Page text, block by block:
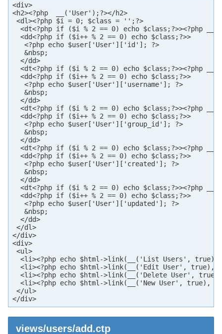
<div>
<h2><?php  __('User');?></h2>
<dl><?php $i = 0; $class = '';?>
<dt<?php if ($i % 2 == 0) echo $class;?>><?php
<dd<?php if ($i++ % 2 == 0) echo $class;?>>
<?php echo $user['User']['id']; ?>
&nbsp;
</dd>
<dt<?php if ($i % 2 == 0) echo $class;?>><?php
<dd<?php if ($i++ % 2 == 0) echo $class;?>>
<?php echo $user['User']['username']; ?>
&nbsp;
</dd>
<dt<?php if ($i % 2 == 0) echo $class;?>><?php
<dd<?php if ($i++ % 2 == 0) echo $class;?>>
<?php echo $user['User']['group_id']; ?>
&nbsp;
</dd>
<dt<?php if ($i % 2 == 0) echo $class;?>><?php
<dd<?php if ($i++ % 2 == 0) echo $class;?>>
<?php echo $user['User']['created']; ?>
&nbsp;
</dd>
<dt<?php if ($i % 2 == 0) echo $class;?>><?php
<dd<?php if ($i++ % 2 == 0) echo $class;?>>
<?php echo $user['User']['updated']; ?>
&nbsp;
</dd>
</dl>
</div>
<div>
<ul>
<li><?php echo $html->link(__('List Users',
<li><?php echo $html->link(__('Edit User',
<li><?php echo $html->link(__('Delete User',
<li><?php echo $html->link(__('New User',
</ul>
</div>
views/users/add.ctp